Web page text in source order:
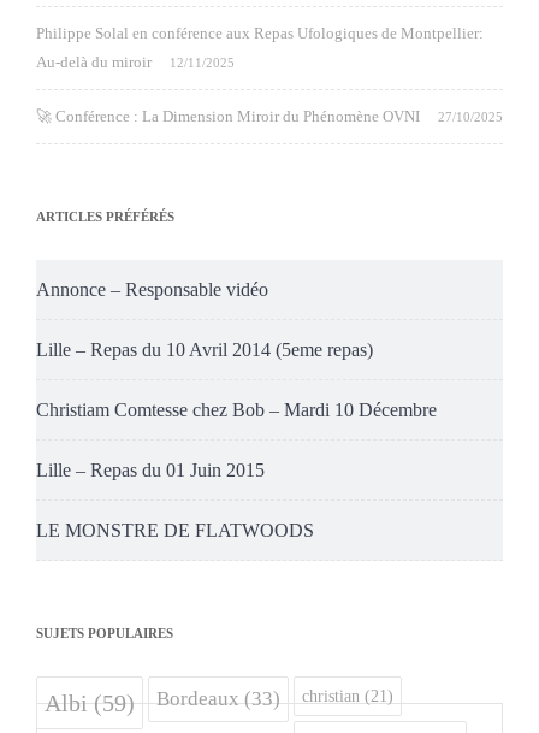
Philippe Solal en conférence aux Repas Ufologiques de Montpellier:
Au-delà du miroir
12/11/2025
🚀 Conférence : La Dimension Miroir du Phénomène OVNI 27/10/2025
ARTICLES PRÉFÉRÉS
Annonce – Responsable vidéo
Lille – Repas du 10 Avril 2014 (5eme repas)
Christiam Comtesse chez Bob – Mardi 10 Décembre
Lille – Repas du 01 Juin 2015
LE MONSTRE DE FLATWOODS
SUJETS POPULAIRES
Albi(59) Bordeaux(33) christian (21)